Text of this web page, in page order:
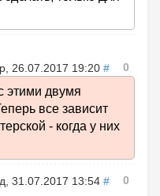
26.07.2017 19:20 # 0
этими двумя
все зависит
- когда у них
31.07.2017 13:54 # 0